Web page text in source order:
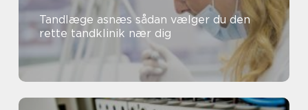
Tandlæge asnæs sådan vælger du den
rette tandklinik nær dig